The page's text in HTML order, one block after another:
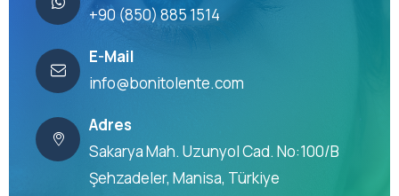
+90 (850) 885 1514
E-Mail
info@bonitolente.com
Adres
Sakarya Mah. Uzunyol Cad. No:100/B
Şehzadeler, Manisa, Türkiye